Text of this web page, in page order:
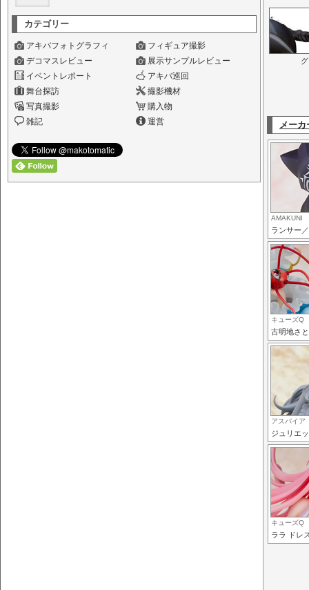
カテゴリー
アキバフォトグラフィ
フィギュア撮影
デコマスレビュー
展示サンプルレビュー
イベントレポート
アキバ巡回
舞台探訪
撮影機材
写真撮影
購入物
雑記
運営 メーカ
AMAKUNI
ランサー
キューズQ
古明地さ
アスパイア
ジュリエ
キューズQ
ララ ドレ